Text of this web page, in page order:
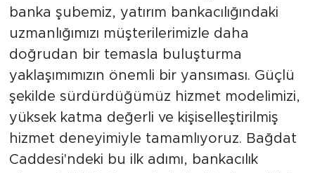
banka şubemiz, yatırım bankacılığındaki
uzmanlığımızı müşterilerimizle daha
doğrudan bir temasla buluşturma
yaklaşımımızın önemli bir yansıması. Güçlü
şekilde sürdürdüğümüz hizmet modelimizi,
yüksek katma değerli ve kişiselleştirilmiş
hizmet deneyimiyle tamamlıyoruz. Bağdat
Caddesi'ndeki bu ilk adımı, bankacılık